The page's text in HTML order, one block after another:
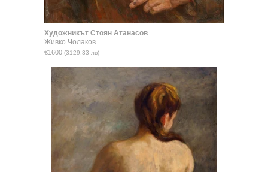
Художникът Стоян Атанасов
Живко Чолаков
€1600 (3129,33 лв)